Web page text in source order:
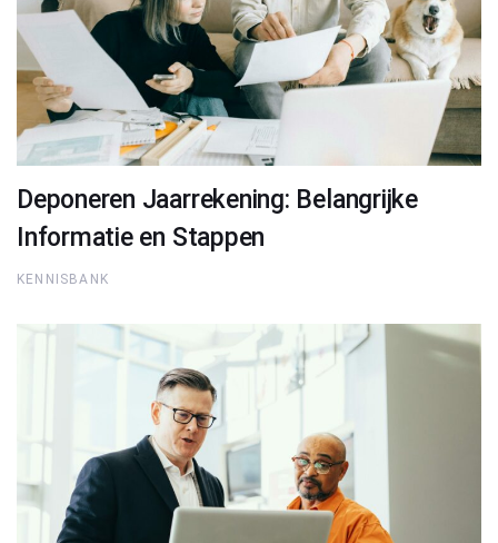
Deponeren Jaarrekening: Belangrijke
Informatie en Stappen
KENNISBANK